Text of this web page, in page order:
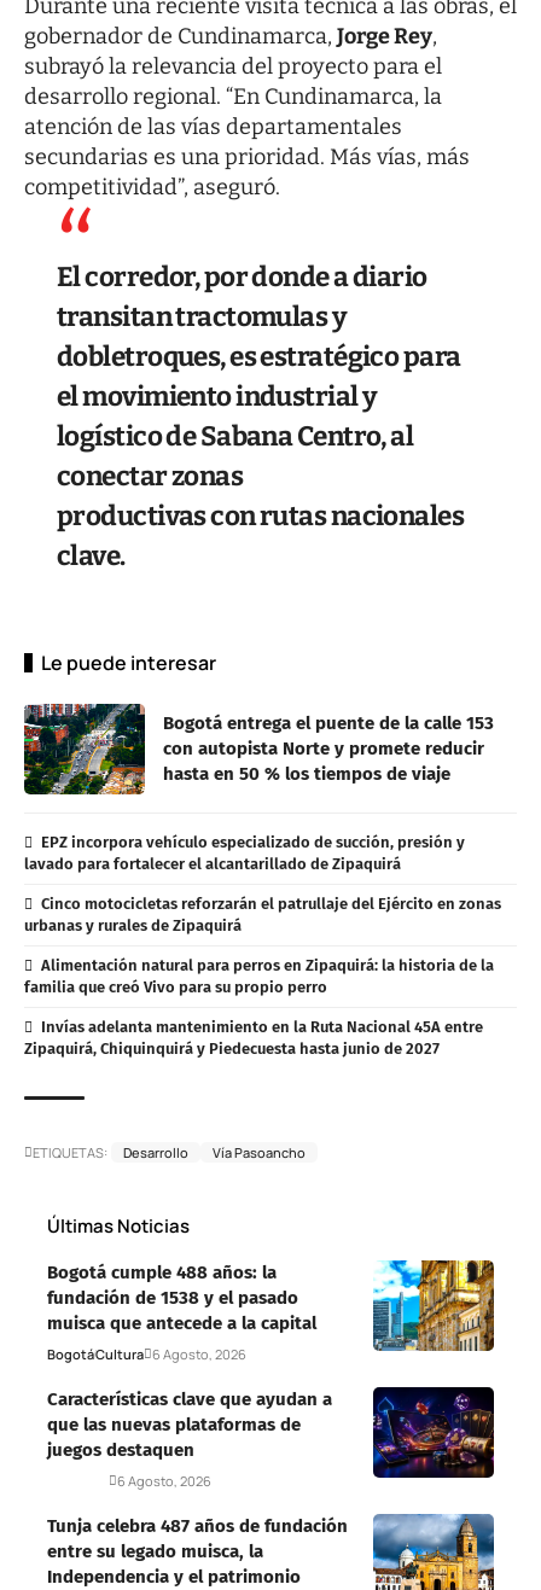
Durante una reciente visita técnica a las obras, el
gobernador de Cundinamarca, Jorge Rey,
subrayó la relevancia del proyecto para el
desarrollo regional. “En Cundinamarca, la
atención de las vías departamentales
secundarias es una prioridad. Más vías, más
competitividad”, aseguró.
El corredor, por donde a diario
transitan tractomulas y
dobletroques, es estratégico para
el movimiento industrial y
logístico de Sabana Centro, al
conectar zonas
productivas con rutas nacionales
clave.
Le puede interesar
Bogotá entrega el puente de la calle 153
con autopista Norte y promete reducir
hasta en 50 % los tiempos de viaje
EPZ incorpora vehículo especializado de succión, presión y
lavado para fortalecer el alcantarillado de Zipaquirá
Cinco motocicletas reforzarán el patrullaje del Ejército en zonas
urbanas y rurales de Zipaquirá
Alimentación natural para perros en Zipaquirá: la historia de la
familia que creó Vivo para su propio perro
Invías adelanta mantenimiento en la Ruta Nacional 45A entre
Zipaquirá, Chiquinquirá y Piedecuesta hasta junio de 2027
ETIQUETAS: Desarrollo Vía Pasoancho
Últimas Noticias
Bogotá cumple 488 años: la
fundación de 1538 y el pasado
muisca que antecede a la capital
BogotáCultura 6 Agosto, 2026
Características clave que ayudan a
que las nuevas plataformas de
juegos destaquen
6 Agosto, 2026
Tunja celebra 487 años de fundación
entre su legado muisca, la
Independencia y el patrimonio